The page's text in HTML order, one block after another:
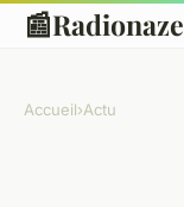
📰Radionaze
Accueil›Actu